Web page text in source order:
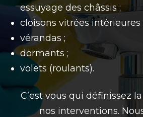
essuyage des châssis ;
cloisons vitrées intérieures
vérandas ;
dormants ;
volets (roulants).
C’est vous qui définissez
nos interventions.